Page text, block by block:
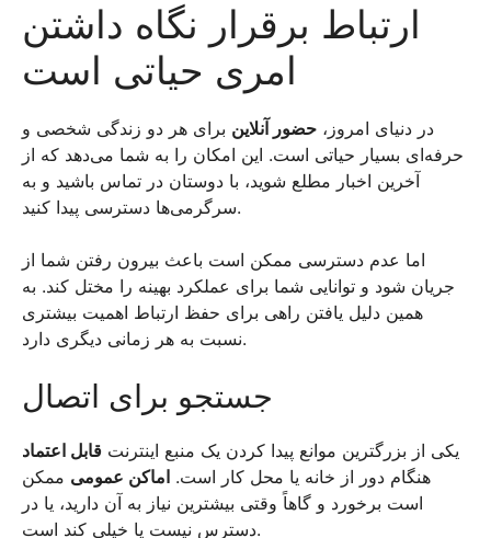
ارتباط برقرار نگاه داشتن
امری حیاتی است
در دنیای امروز، حضور آنلاین برای هر دو زندگی شخصی و
حرفه‌ای بسیار حیاتی است. این امکان را به شما می‌دهد که از
آخرین اخبار مطلع شوید، با دوستان در تماس باشید و به
سرگرمی‌ها دسترسی پیدا کنید.
اما عدم دسترسی ممکن است باعث بیرون رفتن شما از
جریان شود و توانایی شما برای عملکرد بهینه را مختل کند. به
همین دلیل یافتن راهی برای حفظ ارتباط اهمیت بیشتری
نسبت به هر زمانی دیگری دارد.
جستجو برای اتصال
یکی از بزرگترین موانع پیدا کردن یک منبع اینترنت قابل اعتماد
هنگام دور از خانه یا محل کار است. اماکن عمومی ممکن
است برخورد و گاهاً وقتی بیشترین نیاز به آن دارید، یا در
دسترس نیست یا خیلی کند است.